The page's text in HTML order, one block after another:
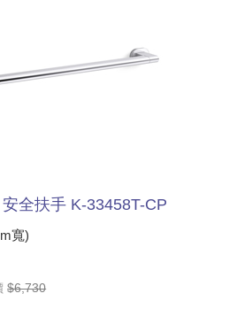
全扶手 K-33458T-CP
寬)
$6,730